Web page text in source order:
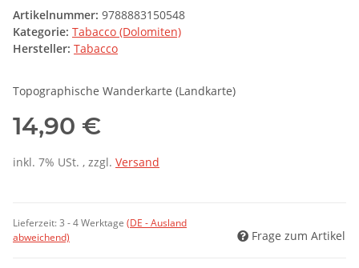
Artikelnummer: 9788883150548
Kategorie: Tabacco (Dolomiten)
Hersteller: Tabacco
Topographische Wanderkarte (Landkarte)
14,90 €
inkl. 7% USt. , zzgl. Versand
Lieferzeit:3 - 4 Werktage (DE - Ausland
abweichend)
Frage zum Artikel